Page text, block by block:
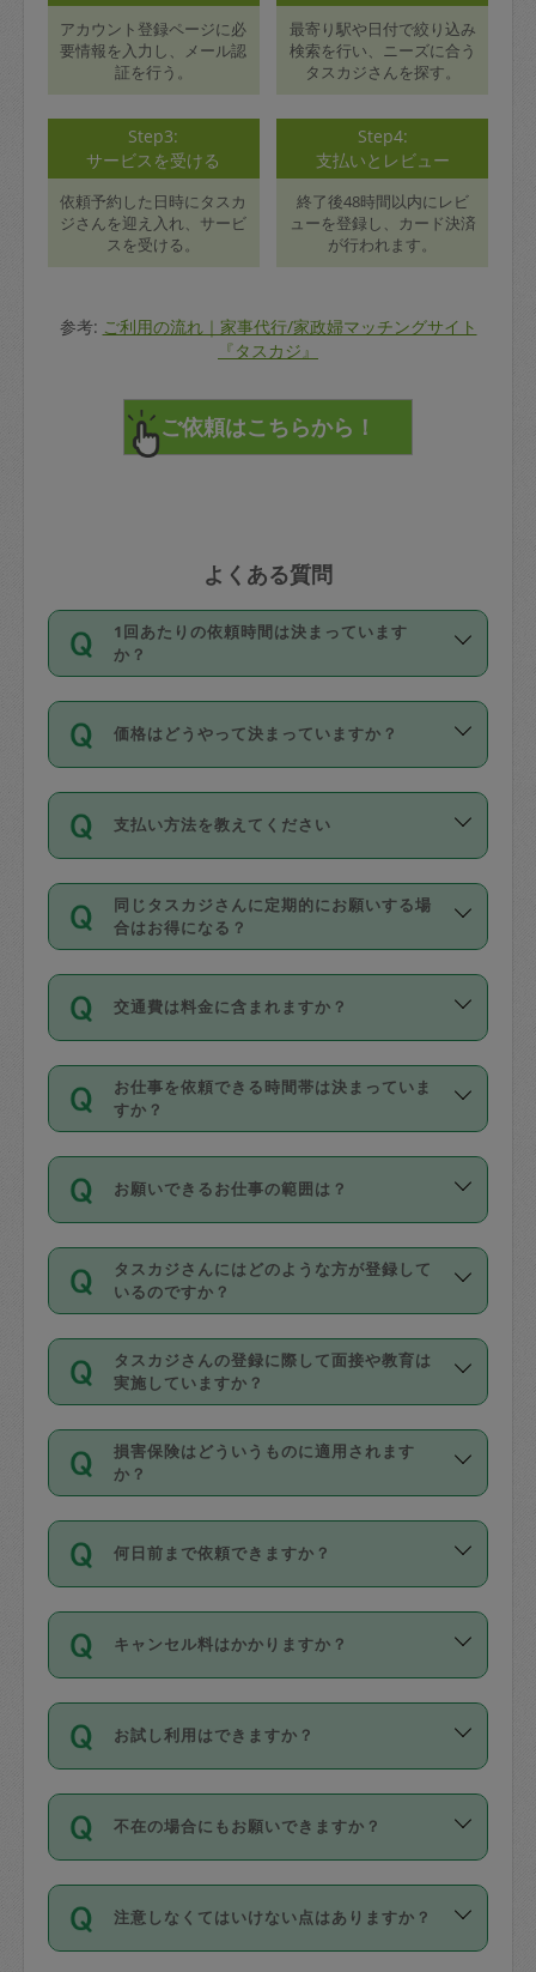
アカウント登録ページに必
要情報を入力し、メール認
証を行う。
最寄り駅や日付で絞り込み
検索を行い、ニーズに合う
タスカジさんを探す。
Step3:
サービスを受ける
依頼予約した日時にタスカ
ジさんを迎え入れ、サービ
スを受ける。
Step4:
支払いとレビュー
終了後48時間以内にレビ
ューを登録し、カード決済
が行われます。
参考: ご利用の流れ｜家事代行/家政婦マッチングサイト
『タスカジ』
よくある質問
1回あたりの依頼時間は決まっています
か？
依頼1回につき3時間固定です。3時間を
超えて依頼したい場合は、延長機能をご
利用ください。機能をご利用いただくに
の上事前申請することが必要です。な
お、3時間を下回っても、値引き等はござ
いません。
価格はどうやって決まっていますか？
11種類の価格帯の中からタスカジさん自
身が価格を選んで設定しています。
タスカジさんの価格設定には最初は制限
があり、レビュー件数、レビューの平均
値、などで除々に設定可能な最高額が上
がっていく仕組みになっています。
支払い方法を教えてください
お支払方法はクレジットカード（Visa／
Master／JCB／AMERICAN EXPRESS／
Diners Club）のみとなります。
を行う際にご入力ください。プロフィー
ル登録時にはご入力いただかなくても大
丈夫です。
デビットカード・プリペイドカード（Vプ
リカ、au WALLETなど）は支払にはご利
銀行振込や現金払いも対応していませ
なお、タスカジさんの交通費も、依頼料
金のご請求と合わせてお支払いとなりま
動計算で表示されます。
同じタスカジさんに定期的にお願いする場
合はお得になる？
依頼には「スポット」と「定期（毎週｜
隔週）」があり、「定期」の依頼は「ス
ポット」よりお得な料金でご利用できま
す。
定期の最低利用回数は設けていない代わ
りに、一定数を超えたキャンセルは有償
（例：毎週定期の場合は３回以上のキャ
ンセルが有償（1200円、隔週定期の場合
は２回以上のキャンセルが有償（1200
交通費は料金に含まれますか？
交通費は依頼料金とは別途発生し、依頼
料金のご請求と合わせてお支払いとなり
ます。交通費の金額は「依頼の詳細」に
お仕事を依頼できる時間帯は決まっていま
すか？
時間帯は3種類あります。いずれも１回あ
たり３時間です。
・ＡＭ ９時～１２時
・ＰＭ １３時～１６時
・夜 １８時～２１時
開始時間を２時間前後変更することが可
能です。依頼送信後、個別にタスカジさ
んにメッセージを送り調整してくださ
い。ただし、２時間を越えての調整はで
時間も被らない場合、損害保険の対象外
お願いできるお仕事の範囲は？
掃除、整理収納、洗濯、買い物、料理、
作り置きです。タスカジさんによってで
きる仕事の範囲が異なりますので、依頼
する前にタスカジさんのプロフィールで
確認してください。
基本的に、高所での作業や危険作業、屋
外での作業は対象外です。
タスカジさんにはどのような方が登録して
いるのですか？
主婦として長年の家事経験をお持ちの
方、栄養士・調理師といった資格者で保
育園や学校の給食やレストランで料理関
係の専門職に従事されていた方、日本で
すでにハウスキーパーや英語の先生とし
てお仕事をしているフィリピン出身の
社員など様々なバックグラウンドの方が
登録しています。
日本語も話せる方など様々です。
ールに記載していますので、各自の得意
を依頼してください。
タスカジさんの登録に際して面接や教育は
実施していますか？
応募の際に、各自事務局との面接と説明
を行っています。その後、身分証明書の
写真提出をしていただいています。外国
確認しています。タスカジさんトレーニ
ング動画を使ったセルフトレーニングの
現場トライアルを受け、合格したタスカ
ジさんが活動されています。
※テストセンターの講評は１件目のレビュ
参考
【詳細】タスカジさんの登録に際
損害保険はどういうものに適用されます
か？
依頼者とタスカジさんとの間でタスカジ
を通して成立した作業時間内での作業に
適用されます。作業範囲は、掃除、洗
です。作業中に物を壊したり、人にけが
をさせたりした場合が対象で、補償金額
す。
写真を撮り、
詳細FAQ：
損害賠償保険について教えて
何日前まで依頼できますか？
ご依頼は、現在を起点に3日後（72時間
以降）の日時から受付可能となっていま
す。
タスカジさんへ「募集」をかけることが
可能です。
キャンセル料はかかりますか？
キャンセル料には、以下の2種類がありま
す。
1. 直前キャンセル（定期、スポット契約
共通）
72時間を超える※と、以下のキャンセル
料が発生します。
お試し利用はできますか？
「お試し利用」というメニューはありま
せんが、「一回のみ」依頼を活用するこ
とによって、気に入ったタスカジさんを
まず、条件の合う気になるタスカジさ
不在の場合にもお願いできますか？
不在の場合の作業はタスカジさんの同意
が必要です。数回の依頼ののち、タスカ
ジさんと依頼者の間で十分な信頼関係が
注意しなくてはいけない点はありますか？